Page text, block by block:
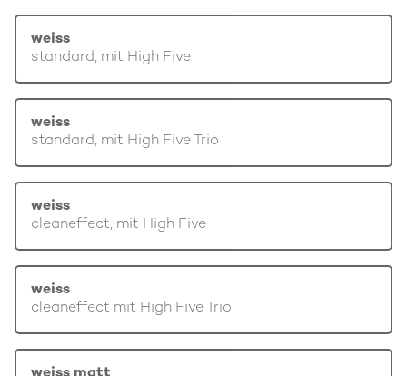
weiss
standard, mit High Five
weiss
standard, mit High Five Trio
weiss
cleaneffect, mit High Five
weiss
cleaneffect mit High Five Trio